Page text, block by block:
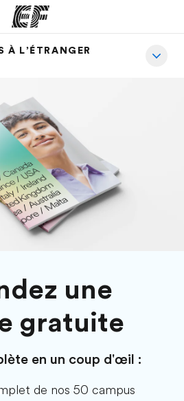
À L’ÉTRANGER
une
gratuite
en un coup d'œil :
de nos 50 campus